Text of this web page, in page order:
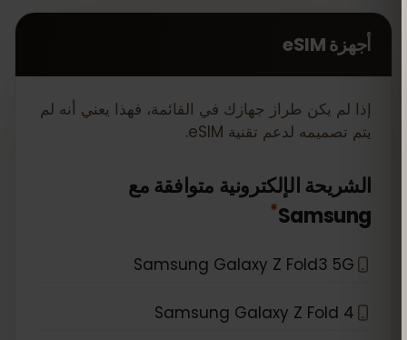
أجهزة eSIM
إذا لم يكن طراز جهازك في القائمة، فهذا يعني أنه لم
يتم تصميمه لدعم تقنية eSIM.
الشريحة الإلكترونية متوافقة مع
Samsung
*
Samsung Galaxy Z Fold3 5G
Samsung Galaxy Z Fold 4